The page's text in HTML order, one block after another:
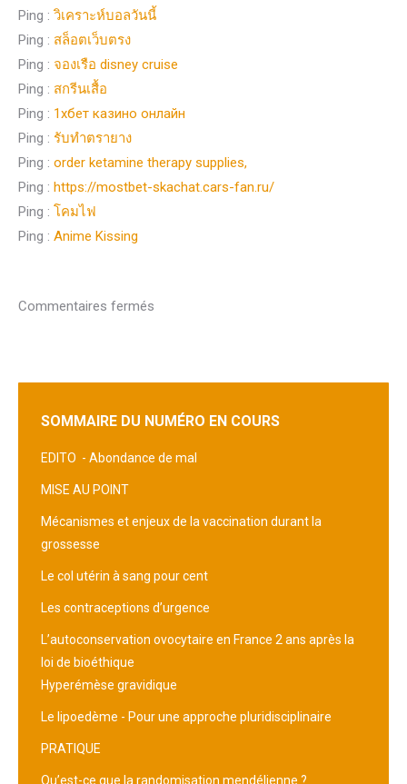
Ping : วิเคราะห์บอลวันนี้
Ping : สล็อตเว็บตรง
Ping : จองเรือ disney cruise
Ping : สกรีนเสื้อ
Ping : 1хбет казино онлайн
Ping : รับทำตรายาง
Ping : order ketamine therapy supplies,
Ping : https://mostbet-skachat.cars-fan.ru/
Ping : โคมไฟ
Ping : Anime Kissing
Commentaires fermés
SOMMAIRE DU NUMÉRO EN COURS
EDITO - Abondance de mal
MISE AU POINT
Mécanismes et enjeux de la vaccination durant la
grossesse
Le col utérin à sang pour cent
Les contraceptions d’urgence
L’autoconservation ovocytaire en France 2 ans après la
loi de bioéthique
Hyperémèse gravidique
Le lipoedème - Pour une approche pluridisciplinaire
PRATIQUE
Qu’est-ce que la randomisation mendélienne ?